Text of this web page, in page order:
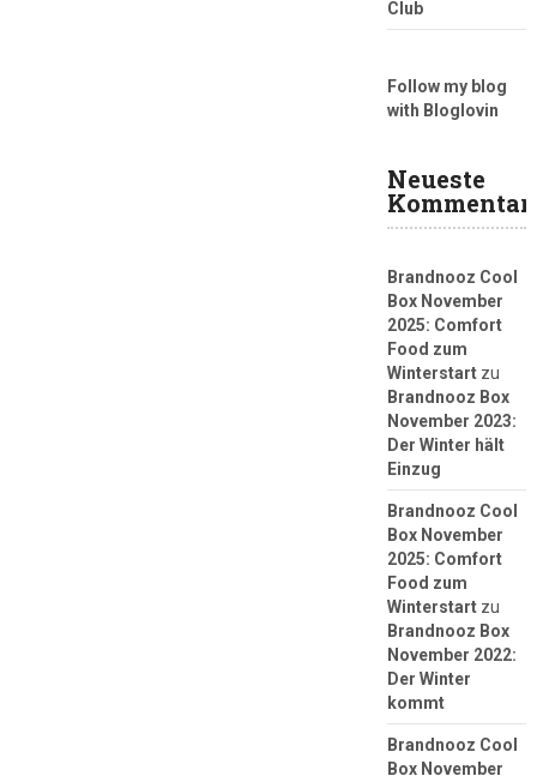
Club
Follow my blog
with Bloglovin
Neueste
Brandnooz Cool
Box November
2025: Comfort
Food zum
Winterstartzu
Brandnooz Box
November 2023:
Der Winter hält
Einzug
Brandnooz Cool
Box November
2025: Comfort
Food zum
Winterstartzu
Brandnooz Box
November 2022:
Der Winter
kommt
Brandnooz Cool
Box November